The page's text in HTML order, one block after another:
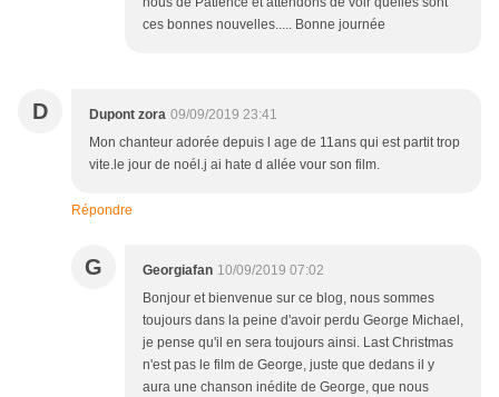
ces bonnes nouvelles..... Bonne journée
D Dupont zora 09/09/2019 23:41
Mon chanteur adorée depuis l age de 11ans qui est partit trop
vite.le jour de noél.j ai hate d allée vour son film.
Répondre
G Georgiafan 10/09/2019 07:02
Bonjour et bienvenue sur ce blog, nous sommes
toujours dans la peine d'avoir perdu George Michael,
je pense qu'il en sera toujours ainsi. Last Christmas
n'est pas le film de George, juste que dedans il y
aura une chanson inédite de George, que nous